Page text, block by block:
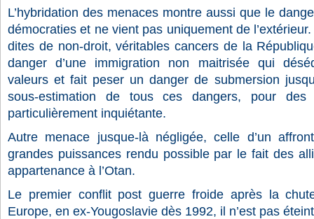
L’hybridation des menaces montre aussi que le
démocraties et ne vient pas uniquement de
dites de non-droit, véritables cancers de la
danger d’une immigration non maitrisée qui
valeurs et fait peser un danger de submersion
sous-estimation de tous ces dangers, pour des
particulièrement inquiétante.
Autre menace jusque-là négligée, celle d’un
grandes puissances rendu possible par le fait des
appartenance à l’Otan.
Le premier conflit post guerre froide après la
Europe, en ex-Yougoslavie dès 1992, il n’est pas